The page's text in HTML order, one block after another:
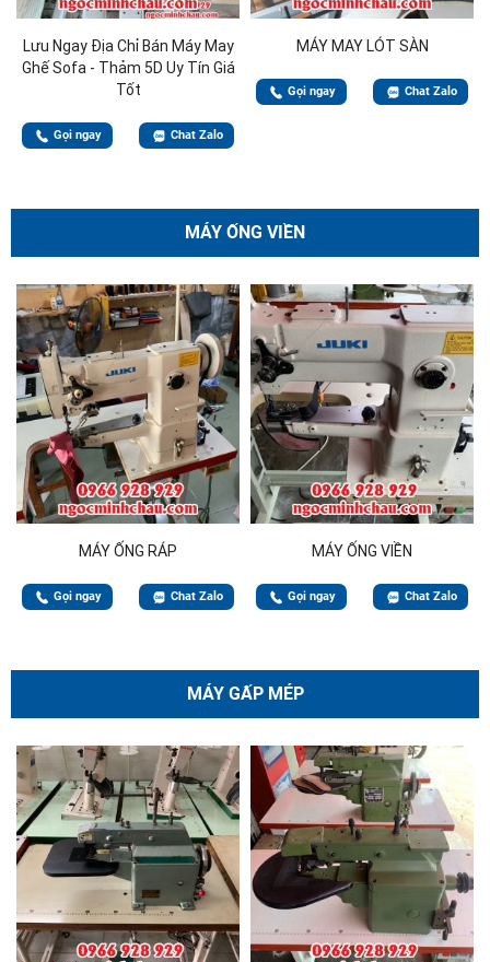
Lưu Ngay Địa Chỉ Bán Máy May
Ghế Sofa - Thảm 5D Uy Tín Giá
Tốt
Gọi ngay Chat Zalo
MÁY MAY LÓT SÀN
Gọi ngay Chat Zalo
MÁY ỐNG VIỀN
MÁY ỐNG RÁP
Gọi ngay Chat Zalo
MÁY ỐNG VIỀN
Gọi ngay Chat Zalo
MÁY GẤP MÉP